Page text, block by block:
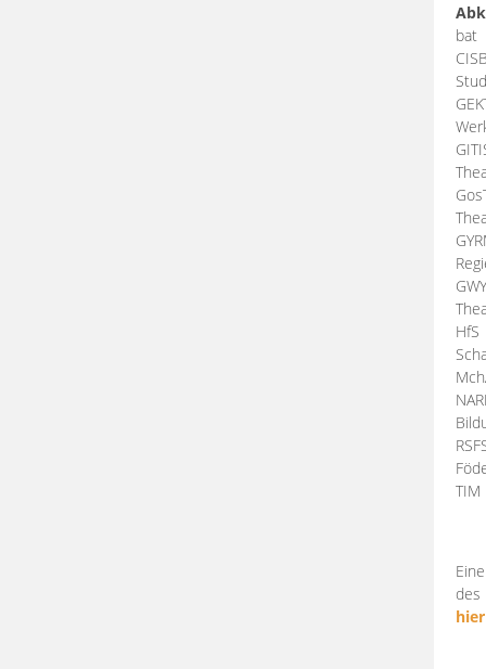
bat
HfS
des
hier